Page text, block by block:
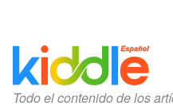
Todo el contenido de los